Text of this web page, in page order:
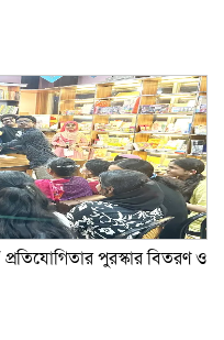
প্রতিযোগিতার পুরস্কার বিতরণ ও